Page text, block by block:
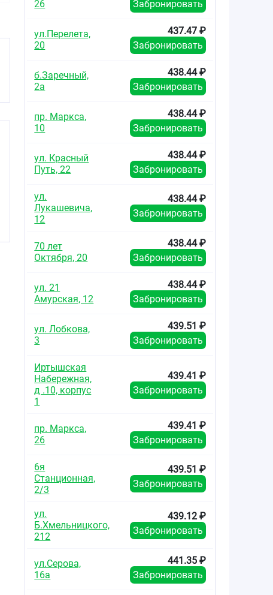
№90
26
Забронировать
ул.Перелета,
20
437.47 ₽
Забронировать
б.Заречный,
2а
438.44 ₽
Забронировать
пр. Маркса,
10
438.44 ₽
Забронировать
ул. Красный
Путь, 22
438.44 ₽
Забронировать
ул.
Лукашевича,
12
438.44 ₽
Забронировать
70 лет
Октября, 20
438.44 ₽
Забронировать
ул. 21
Амурская, 12
438.44 ₽
Забронировать
ул. Лобкова,
3
439.51 ₽
Забронировать
Иртышская
Набережная,
д .10, корпус
1
439.41 ₽
Забронировать
пр. Маркса,
26
439.41 ₽
Забронировать
6я
Станционная,
2/3
439.51 ₽
Забронировать
ул.
Б.Хмельницкого,
212
439.12 ₽
Забронировать
ул.Серова,
16а
441.35 ₽
Забронировать